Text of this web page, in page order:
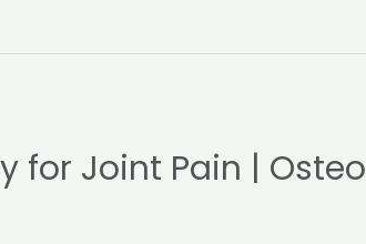
for Joint Pain |